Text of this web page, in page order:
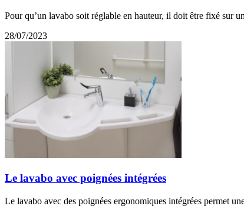
Pour qu’un lavabo soit réglable en hauteur, il doit être fixé sur
28/07/2023
Le lavabo avec poignées intégrées
Le lavabo avec des poignées ergonomiques intégrées permet